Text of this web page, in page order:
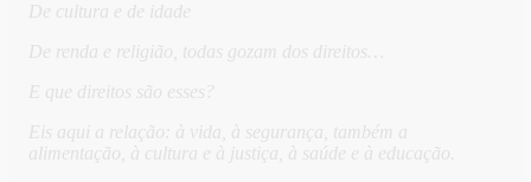
De cultura e de idade
De renda e religião, todas gozam dos direitos…
E que direitos são esses?
Eis aqui a relação: à vida, à segurança, também a
alimentação, à cultura e à justiça, à saúde e à educação.